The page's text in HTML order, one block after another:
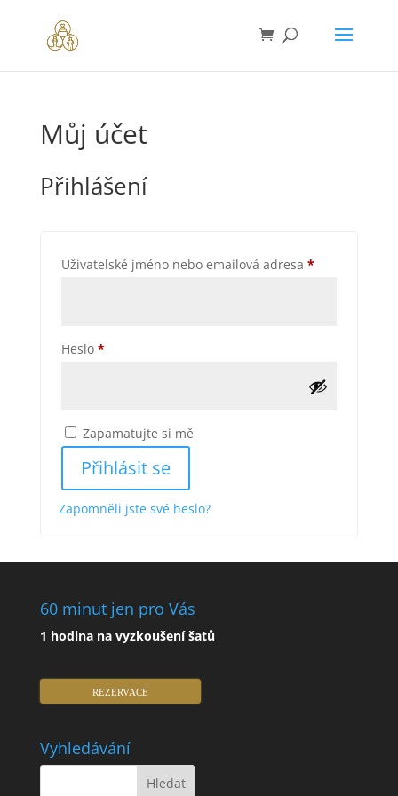
Můj účet
Přihlášení
Uživatelské jméno nebo emailová adresa *Povinné
Heslo *Povinné
Zapamatujte si mě
Přihlásit se
Zapomněli jste své heslo?
60 minut jen pro Vás
1 hodina na vyzkoušení šatů
REZERVACE
Vyhledávání